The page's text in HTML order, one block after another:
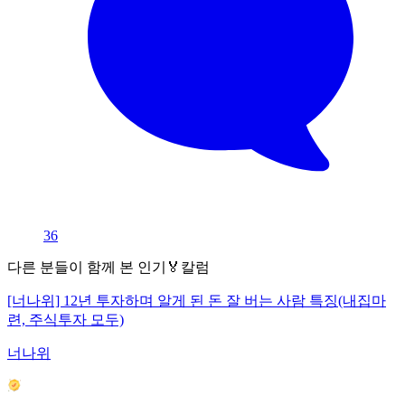
36
다른 분들이 함께 본 인기🏅칼럼
[너나위] 12년 투자하며 알게 된 돈 잘 버는 사람 특징(내집마
련, 주식투자 모두)
너나위